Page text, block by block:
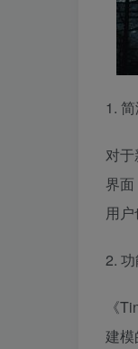
1.
对
界
用
2.
《
建